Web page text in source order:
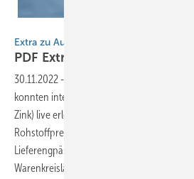
Extra zu Ausgabe 8
PDF Extra
30.11.2022 -
konnten interessierte Baumetaller Frank
Zink) live erleben. Unter anderem sprach
Rohstoffpreise, die
Lieferengpässe sowie den Green Deal und
Warenkreisläufe. Wie versprochen stellt